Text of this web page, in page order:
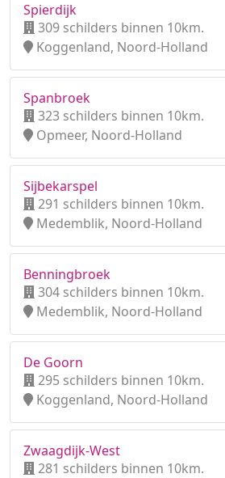
Spierdijk
309 schilders binnen 10km.
Koggenland, Noord-Holland
Spanbroek
323 schilders binnen 10km.
Opmeer, Noord-Holland
Sijbekarspel
291 schilders binnen 10km.
Medemblik, Noord-Holland
Benningbroek
304 schilders binnen 10km.
Medemblik, Noord-Holland
De Goorn
295 schilders binnen 10km.
Koggenland, Noord-Holland
Zwaagdijk-West
281 schilders binnen 10km.